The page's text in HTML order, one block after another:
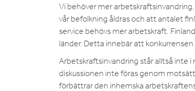
Vi behöver mer
vår befolkning åldras och att antalet
service behövs mer arbetskraft.
länder. Detta innebär att
Arbetskraftsinvandring står alltså inte
diskussionen inte föras genom
förbättrar den inhemska